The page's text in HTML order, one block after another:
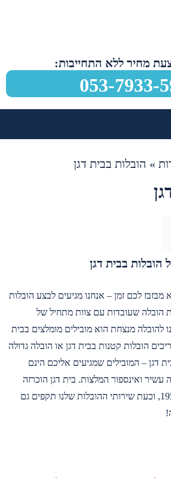
מחיר ללא התחייבות:
053-7933-
» הובלות בבית דגן
הובלות בבית דגן
מבזבז לכם זמן – אנחנו מגיעים לבצע הובלות
הובלה שעובדות עם צוות מתחיל של
להובלה מנצחת הוא מובילים מומלצים בבית
הובלות קטנות בבית דגן או הובלה גדולה
דגן – המובילים שמגיעים אליכם הינם
עשיר ואינספור המלצות. בית דגן הוכרזה
כמועצה מקומית בשנת 1953, וכעת שירותי ההובלות שלנו תקפים גם